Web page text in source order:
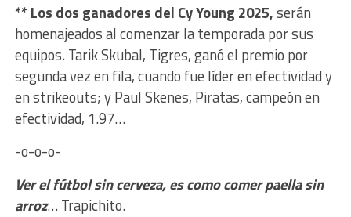
** Los dos ganadores del Cy Young 2025,serán
homenajeados al comenzar la temporada por sus
equipos. Tarik Skubal, Tigres, ganó el premio por
segunda vez en fila, cuando fue líder en efectividad y
en strikeouts; y Paul Skenes, Piratas, campeón en
efectividad, 1.97…
-o-o-o-
Ver el fútbol sin cerveza, es como comer paella sin
arroz… Trapichito.